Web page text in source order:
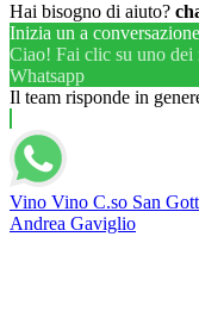
Hai bisogno di aiuto?
Inizia un a conversazione
Ciao! Fai clic su uno dei
Whatsapp
Il team risponde in
Vino Vino C.so San
Andrea Gaviglio